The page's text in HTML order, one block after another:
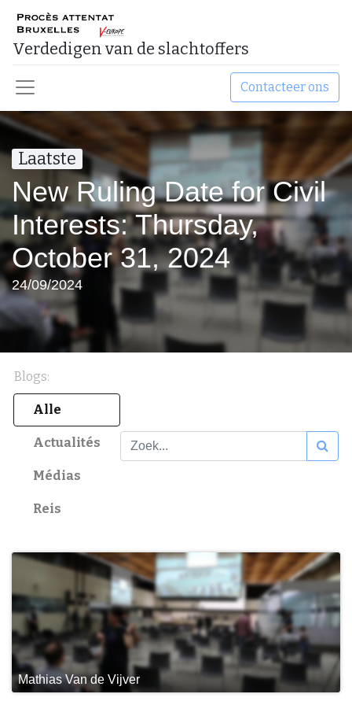
Verdedigen van de slachtoffers ​
Contacteer ons
Laatste
New Ruling Date for Civil
Interests: Thursday,
October 31, 2024
24/09/2024
Blogs:
Alle
Actualités
Médias
Reis
Mathias Van de Vijver